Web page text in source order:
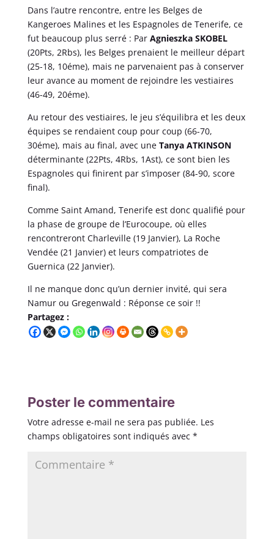
Dans l’autre rencontre, entre les Belges de
Kangeroes Malines et les Espagnoles de Tenerife, ce
fut beaucoup plus serré : Par Agnieszka SKOBEL
(20Pts, 2Rbs), les Belges prenaient le meilleur départ
(25-18, 10éme), mais ne parvenaient pas à conserver
leur avance au moment de rejoindre les vestiaires
(46-49, 20éme).
Au retour des vestiaires, le jeu s’équilibra et les deux
équipes se rendaient coup pour coup (66-70,
30éme), mais au final, avec une Tanya ATKINSON
déterminante (22Pts, 4Rbs, 1Ast), ce sont bien les
Espagnoles qui finirent par s’imposer (84-90, score
final).
Comme Saint Amand, Tenerife est donc qualifié pour
la phase de groupe de l’Eurocoupe, où elles
rencontreront Charleville (19 Janvier), La Roche
Vendée (21 Janvier) et leurs compatriotes de
Guernica (22 Janvier).
Il ne manque donc qu’un dernier invité, qui sera
Namur ou Gregenwald : Réponse ce soir !!
Partagez :
Poster le commentaire
Votre adresse e-mail ne sera pas publiée. Les
champs obligatoires sont indiqués avec *